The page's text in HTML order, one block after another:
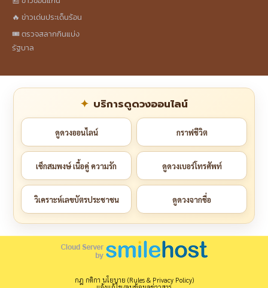
🔥 ข่าวเด่นประเด็นร้อน
🎟️ ตรวจสลากกินแบ่ง
รัฐบาล
บริการดูดวงออนไลน์
ดูดวงออนไลน์ กราฟชีวิต
เช็กสมพงษ์ เนื้อคู่ ความรัก ดูดวงเบอร์โทรศัพท์
วิเคราะห์เลขบัตรประชาชน ดูดวงจากชื่อ
กฎ กติกา นโยบาย (Rules & Privacy Policy)